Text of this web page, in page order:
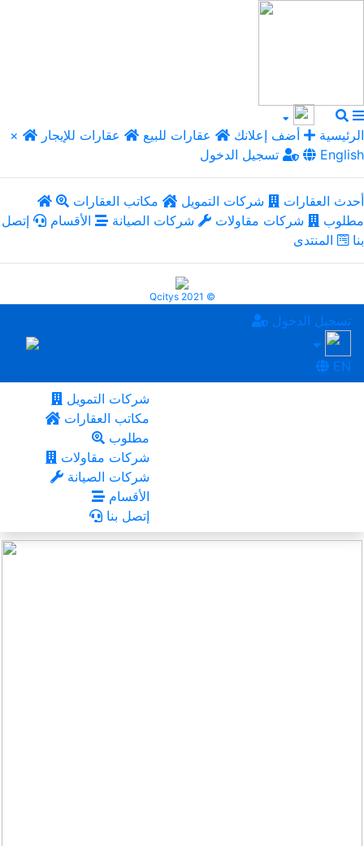
× الرئيسية أضف إعلانك عقارات للبيع
عقارات للإيجار
تسجيل الدخول
English
أحدث العقارات شركات التمويل
مكاتب العقارات
مطلوب
شركات مقاولات شركات الصيانة الأقسام
إتصل
بنا
المنتدى
Qcitys 2021 ©
تسجيل الدخول
EN
شركات التمويل
مكاتب العقارات
مطلوب
شركات مقاولات
شركات الصيانة
الأقسام
إتصل بنا